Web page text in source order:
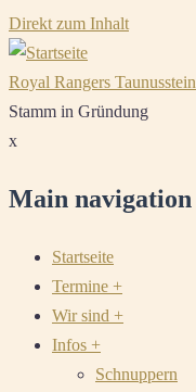
Direkt zum Inhalt
Royal Rangers Taunusstein
Stamm in Gründung
x
Main navigation
Startseite
Termine +
Wir sind +
Infos +
Schnuppern